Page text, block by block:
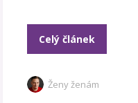
Celý článek
Ženy ženám